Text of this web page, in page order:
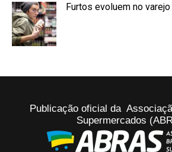
Furtos evoluem no
Publicação oficial da
Supermercados